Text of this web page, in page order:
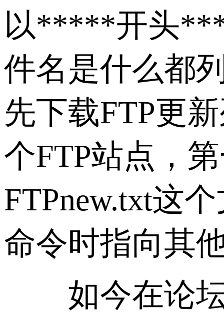
以*****开头
件名是什么都
先下载FTP更
个FTP站点，
FTPnew.txt这
命令时指向其
如今在论坛